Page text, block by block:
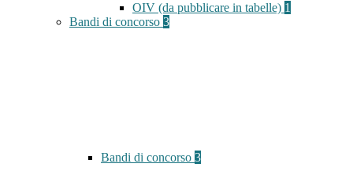
OIV (da pubblicare in tabelle) 1
Bandi di concorso 3
Bandi di concorso 3